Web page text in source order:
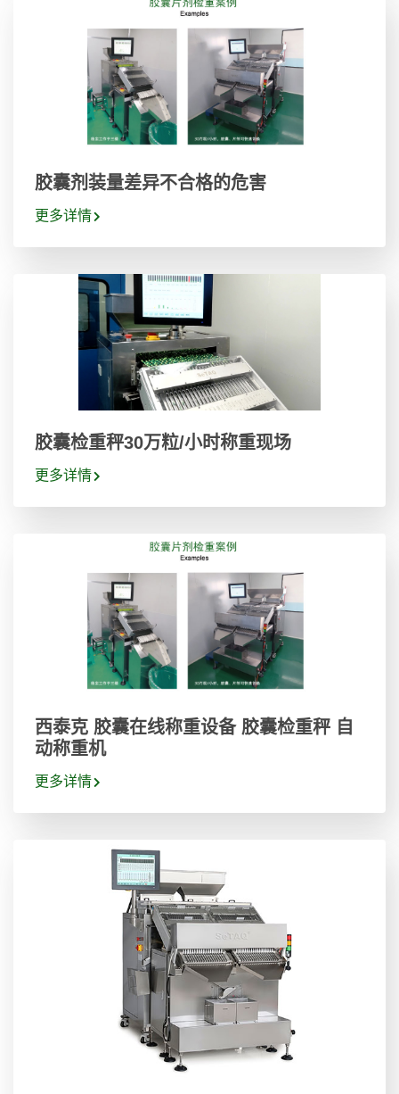
胶囊剂装量差异不合格的危害
更多详情
胶囊检重秤30万粒/小时称重现场
更多详情
西泰克 胶囊在线称重设备 胶囊检重秤 自
动称重机
更多详情